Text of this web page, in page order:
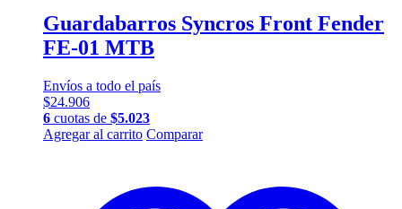
Guardabarros Syncros Front Fender
FE-01 MTB
Envíos a todo el país
$24.906
6 cuotas de $5.023
Agregar al carrito Comparar